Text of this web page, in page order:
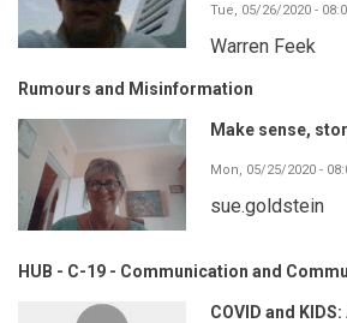
Tue, 05/26/2020 -
Warren Feek
Rumours and Misinformation
Make sense,
Mon, 05/25/2020 -
sue.goldstein
HUB - C-19 - Communication and
COVID and